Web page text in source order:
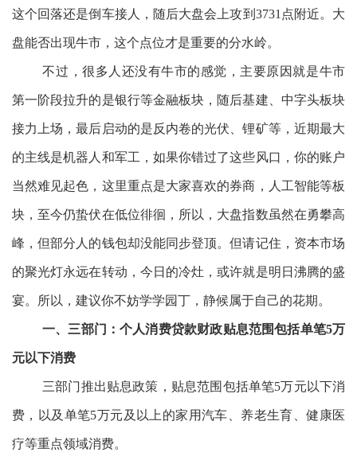
这个回落还是倒车接人，随后大盘会上攻到3731点附近。大
盘能否出现牛市，这个点位才是重要的分水岭。
不过，很多人还没有牛市的感觉，主要原因就是牛市
第一阶段拉升的是银行等金融板块，随后基建、中字头板块
接力上场，最后启动的是反内卷的光伏、锂矿等，近期最大
的主线是机器人和军工，如果你错过了这些风口，你的账户
当然难见起色，这里重点是大家喜欢的券商，人工智能等板
块，至今仍蛰伏在低位徘徊，所以，大盘指数虽然在勇攀高
峰，但部分人的钱包却没能同步登顶。但请记住，资本市场
的聚光灯永远在转动，今日的冷灶，或许就是明日沸腾的盛
宴。所以，建议你不妨学学园丁，静候属于自己的花期。
一、三部门：个人消费贷款财政贴息范围包括单笔5万
元以下消费
三部门推出贴息政策，贴息范围包括单笔5万元以下消
费，以及单笔5万元及以上的家用汽车、养老生育、健康医
疗等重点领域消费。